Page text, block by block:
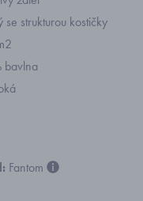
strukturou kostičky
bavlna
Fantom